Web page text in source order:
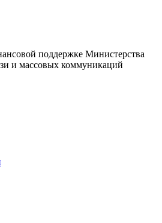
поддержке Министерства
и массовых коммуникаций